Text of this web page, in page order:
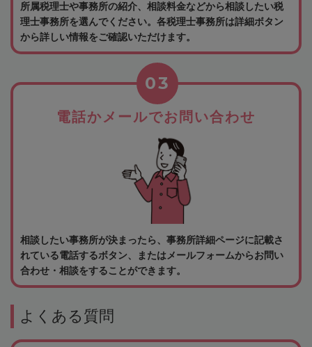
所属税理士や事務所の紹介、相談料金などから相談したい税
理士事務所を選んでください。各税理士事務所は詳細ボタン
から詳しい情報をご確認いただけます。
電話かメールでお問い合わせ
03
相談したい事務所が決まったら、事務所詳細ページに記載さ
れている電話するボタン、またはメールフォームからお問い
合わせ・相談をすることができます。
よくある質問